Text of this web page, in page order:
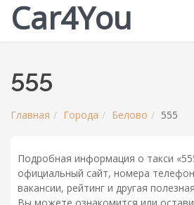
Car4You
555
Главная Города Белово 555
Подробная информация о такси
официальный сайт, номера
вакансии, рейтинг и другая